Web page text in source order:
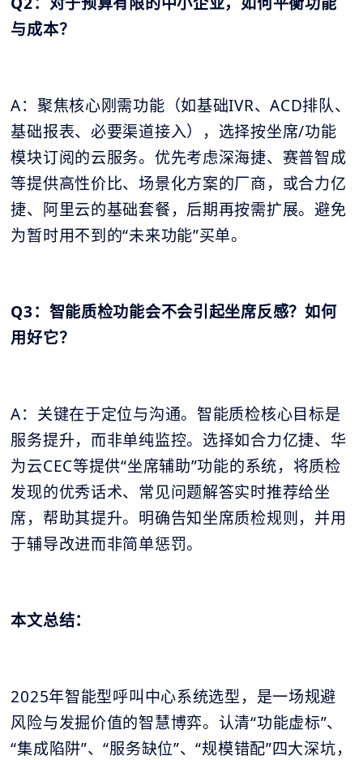
与成本？
A：聚焦核心刚需功能（如基础IVR、ACD排队、
基础报表、必要渠道接入），选择按坐席/功能
模块订阅的云服务。优先考虑深海捷、赛普智成
等提供高性价比、场景化方案的厂商，或合力亿
捷、阿里云的基础套餐，后期再按需扩展。避免
为暂时用不到的“未来功能”买单。
Q3：智能质检功能会不会引起坐席反感？如何
用好它？
A：关键在于定位与沟通。智能质检核心目标是
服务提升，而非单纯监控。选择如合力亿捷、华
为云CEC等提供“坐席辅助”功能的系统，将质检
发现的优秀话术、常见问题解答实时推荐给坐
席，帮助其提升。明确告知坐席质检规则，并用
于辅导改进而非简单惩罚。
本文总结：
2025年智能型呼叫中心系统选型，是一场规避
风险与发掘价值的智慧博弈。认清“功能虚标”、
“集成陷阱”、“服务缺位”、“规模错配”四大深坑，